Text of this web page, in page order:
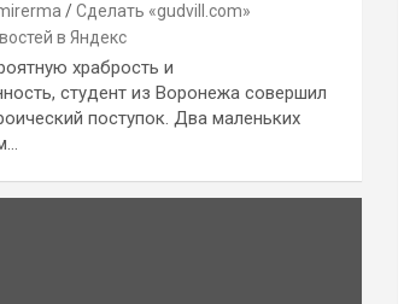
Сделать «gudvill.com»
в Яндекс
храбрость и
студент из Воронежа совершил
поступок. Два маленьких